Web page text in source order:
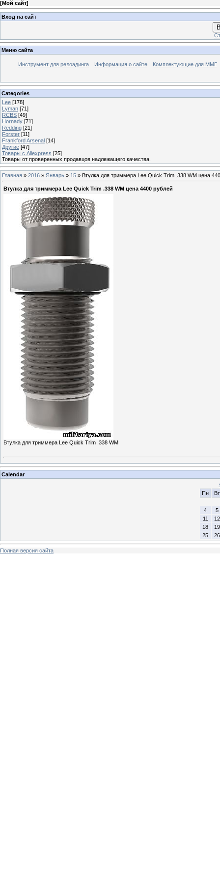
[Мой сайт]
Вход на сайт
Меню сайта
Инструмент для релоадинга Информация о сайте Комплектующие для ММГ
Categories
Lee [178]
Lyman [71]
RCBS [49]
Hornady [71]
Redding [21]
Forster [11]
Frankford Arsenal [14]
Другие [47]
Товары с Aliexpress [25]
Товары от проверенных продавцов надлежащего качества.
Главная » 2016 » Январь » 15 » Втулка для триммера Lee Quick Trim .338 WM цена
Втулка для триммера Lee Quick Trim .338 WM цена 4400 рублей
Втулка для триммера Lee Quick Trim .338 WM
Calendar
Пн
Вт
4
5
11
12
18
19
25
26
Полная версия сайта